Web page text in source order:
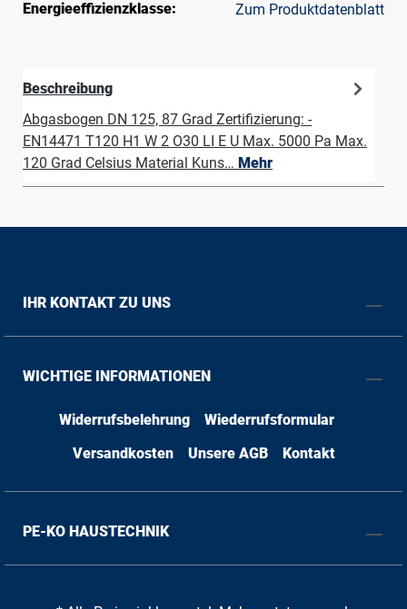
Energieeffizienzklasse: Zum Produktdatenblatt
Beschreibung
Abgasbogen DN 125, 87 Grad Zertifizierung: -
EN14471 T120 H1 W 2 O30 LI E U Max. 5000 Pa Max.
120 Grad Celsius Material Kuns… Mehr
IHR KONTAKT ZU UNS
WICHTIGE INFORMATIONEN
Widerrufsbelehrung
Wiederrufsformular
Versandkosten
Unsere AGB Kontakt
PE-KO HAUSTECHNIK